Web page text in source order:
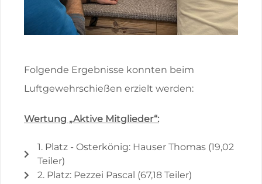
Folgende Ergebnisse konnten beim
Luftgewehrschießen erzielt werden:
Wertung „Aktive Mitglieder“:
1. Platz - Osterkönig: Hauser Thomas (19,02
Teiler)
2. Platz: Pezzei Pascal (67,18 Teiler)